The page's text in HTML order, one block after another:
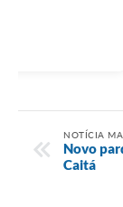
NOTÍCIA
Novo
Caitá